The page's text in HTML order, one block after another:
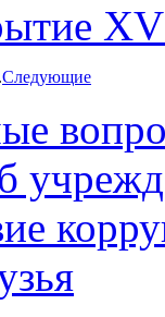
Следующие